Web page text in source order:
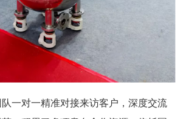
一对一精准对接来访客户，深度交流